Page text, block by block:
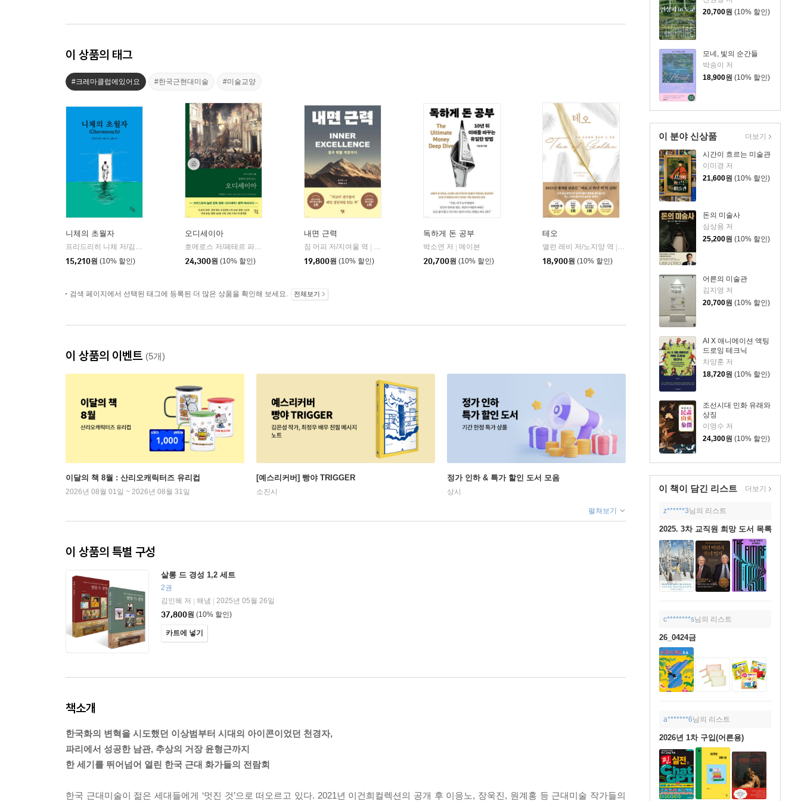
20,700원 (10% 할인)
모네, 빛의 순간들
박송이 저
18,900원 (10% 할인)
이 분야 신상품
시간이 흐르는 미술관
이미경 저
21,600원 (10% 할인)
돈의 미술사
심상용 저
25,200원 (10% 할인)
어른의 미술관
김지영 저
20,700원 (10% 할인)
AI X 애니메이션 액팅
드로잉 테크닉
차양훈 저
18,720원 (10% 할인)
조선시대 민화 유래와
상징
이영수 저
24,300원 (10% 할인)
더보기
이 책이 담긴 리스트 더보기
z******3님의 리스트
2025. 3차 교직원 희망 도서 목록
c********s님의 리스트
26_0424금
a*******6님의 리스트
2026년 1차 구입(어른용)
이 상품의 태그
#크레마클럽에있어요 #한국근현대미술 #미술교양
니체의 초월자
프리드리히 니체 저/김철 편역
15,210원 (10% 할인)
오디세이아
호메로스 저/페테르 파울 루벤스 그림/박문재 역 | 현대지성
24,300원 (10% 할인)
내면 근력
짐 머피 저/지여울 역
윌북(willbook)
19,800원 (10% 할인)
독하게 돈 공부
박소연 저
메이븐
20,700원 (10% 할인)
테오
앨런 레비 저/노지양 역
오팬하우스
18,900원 (10% 할인)
검색 페이지에서 선택된 태그에 등록된 더 많은 상품을 확인해 보세요. 전체보기
이 상품의 이벤트 (5개)
이달의 책 8월 : 산리오캐릭터즈 유리컵
2026년 08월 01일 ~ 2026년 08월 31일
[예스리커버] 빵야 TRIGGER
소진시
정가 인하 & 특가 할인 도서 모음
상시
펼쳐보기
이 상품의 특별 구성
살롱 드 경성 1,2 세트
2권
김인혜 저
해냄
2025년 05월 26일
37,800원 (10% 할인)
카트에 넣기
책소개
한국화의 변혁을 시도했던 이상범부터 시대의 아이콘이었던 천경자,
파리에서 성공한 남관, 추상의 거장 윤형근까지
한 세기를 뛰어넘어 열린 한국 근대 화가들의 전람회
한국 근대미술이 젊은 세대들에게 ‘멋진 것’으로 떠오르고 있다. 2021년 이건희컬렉션의 공개 후 이응노, 장욱진, 원계홍 등 근대미술 작가들의